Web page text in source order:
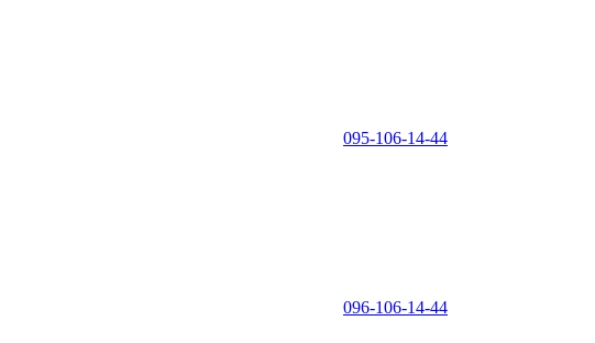
095-106-14-44
096-106-14-44